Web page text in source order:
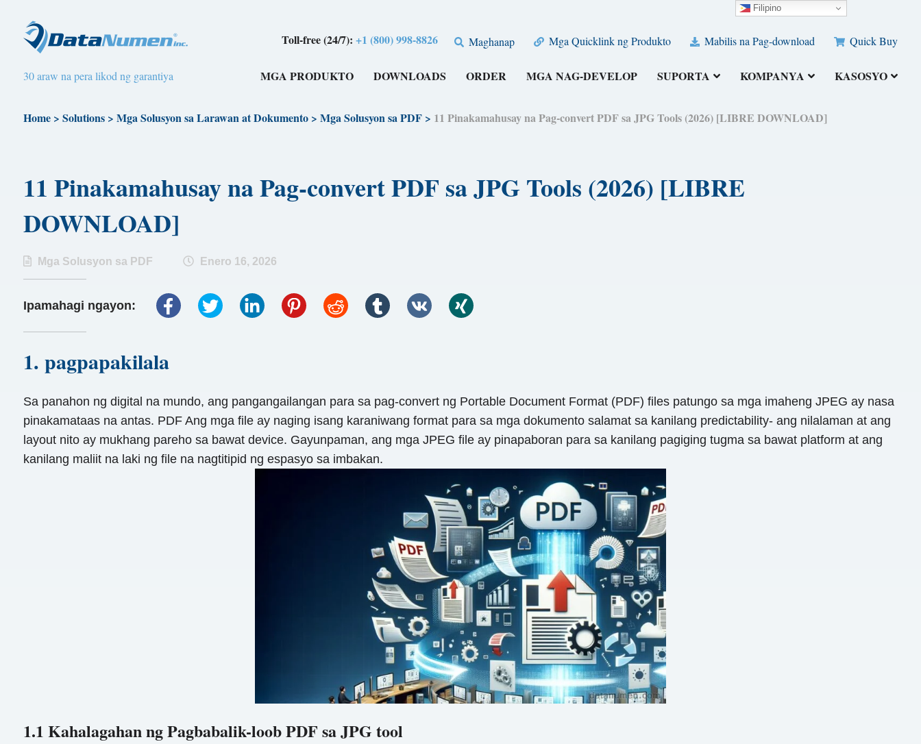
Toll-free (24/7):+1 (800) 998-8826 Maghanap Mga Quicklink ng Produkto Mabilis na Pag-download Quick Buy
30 araw na pera likod ng garantiya MGA PRODUKTO DOWNLOADS ORDER MGA NAG-DEVELOP SUPORTA KOMPANYA KASOSYO
Home > Solutions> Mga Solusyon sa Larawan at Dokumento> Mga Solusyon sa PDF> 11 Pinakamahusay na Pag-convert PDF sa JPG Tools (2026) [LIBRE DOWNLOAD]
11 Pinakamahusay na Pag-convert PDF sa JPG Tools (2026) [LIBRE
DOWNLOAD]
Mga Solusyon sa PDF Enero 16, 2026
Ipamahagi ngayon:
1. pagpapakilala
Sa panahon ng digital na mundo, ang pangangailangan para sa pag-convert ng Portable Document Format (PDF) files patungo sa mga imaheng JPEG ay nasa
pinakamataas na antas. PDF Ang mga file ay naging isang karaniwang format para sa mga dokumento salamat sa kanilang predictability- ang nilalaman at ang
layout nito ay mukhang pareho sa bawat device. Gayunpaman, ang mga JPEG file ay pinapaboran para sa kanilang pagiging tugma sa bawat platform at ang
kanilang maliit na laki ng file na nagtitipid ng espasyo sa imbakan.
1.1 Kahalagahan ng Pagbabalik-loob PDF sa JPG tool
Filipino